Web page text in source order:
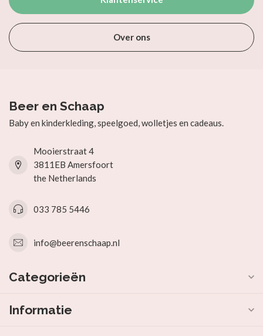
Over ons
Beer en Schaap
Baby en kinderkleding, speelgoed, wolletjes en cadeaus.
Mooierstraat 4
3811EB Amersfoort
the Netherlands
033 785 5446
info@beerenschaap.nl
Categorieën
Informatie